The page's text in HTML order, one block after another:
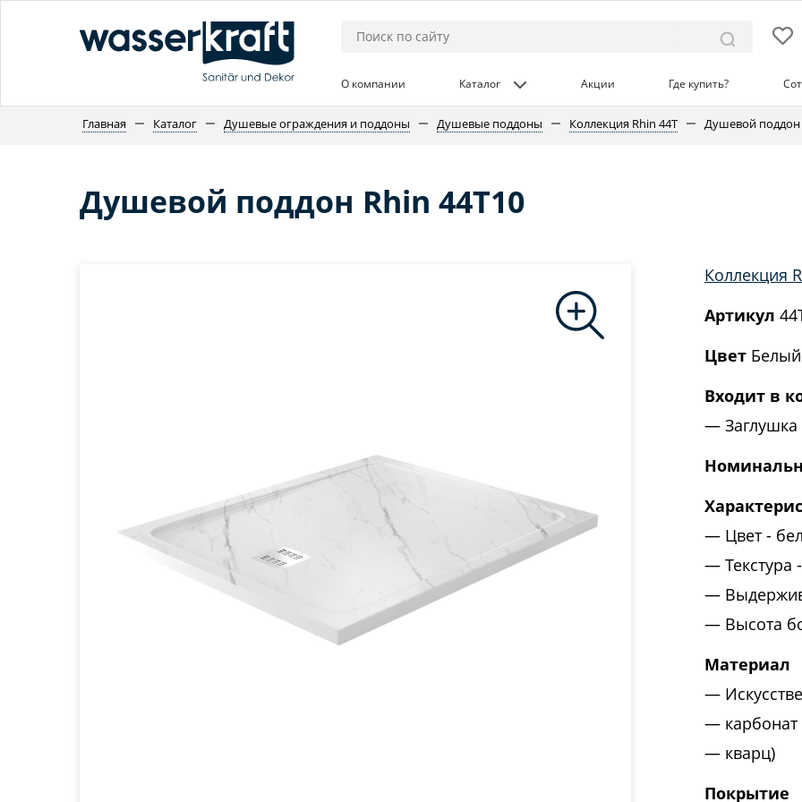
О компании Каталог Акции Где купить?
Главная Каталог Душевые ограждения и поддоны Душевые поддоны Коллекция Rhin 44T Душевой поддон
Душевой поддон Rhin 44T10
Коллекция
Артикул
Цвет
Входит в
Цвет -
Высота
Материал
кварц)
Покрытие